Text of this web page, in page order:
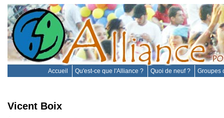
Accueil Qu'est-ce que l'Alliance ? Quoi de neuf ? Groupes
Vicent Boix